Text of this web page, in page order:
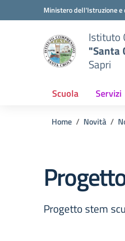
Vai ai contenuti
Vai al menu di navigazione
Ministero dell'Istruzione e
Istituto
"Santa
Sapri
Scuola Servizi
Home Novità
Progetto stem